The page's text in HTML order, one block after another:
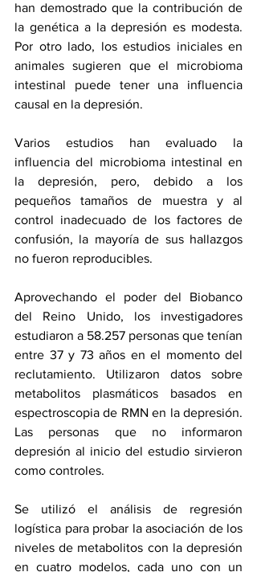
han demostrado que la contribución de
la genética a la depresión es modesta.
Por otro lado, los estudios iniciales en
animales sugieren que el microbioma
intestinal puede tener una influencia
causal en la depresión.
Varios estudios han evaluado la
influencia del microbioma intestinal en
la depresión, pero, debido a los
pequeños tamaños de muestra y al
control inadecuado de los factores de
confusión, la mayoría de sus hallazgos
no fueron reproducibles.
Aprovechando el poder del Biobanco
del Reino Unido, los investigadores
estudiaron a 58.257 personas que tenían
entre 37 y 73 años en el momento del
reclutamiento. Utilizaron datos sobre
metabolitos plasmáticos basados en
espectroscopia de RMN en la depresión.
Las personas que no informaron
depresión al inicio del estudio sirvieron
como controles.
Se utilizó el análisis de regresión
logística para probar la asociación de los
niveles de metabolitos con la depresión
en cuatro modelos, cada uno con un